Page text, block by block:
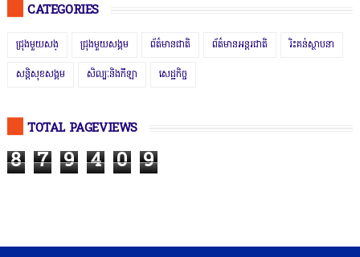
CATEGORIES
ជ្រុងមួយសង្ ជ្រុងមួយសង្គម ព័ត៌មានជាតិ ព័ត៌មានអន្តរជាតិ រិះគន់ស្ថាបនា
សន្តិសុខសង្គម សិល្បៈនិងកីឡា សេដ្ឋកិច្ច
TOTAL PAGEVIEWS
8 7 9 4 0 9